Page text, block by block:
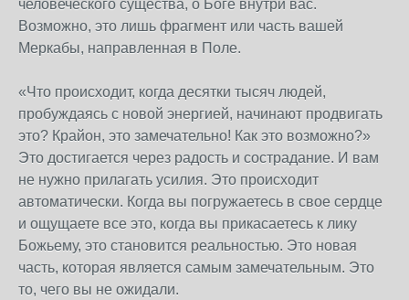
человеческого существа, о Боге внутри вас.
Возможно, это лишь фрагмент или часть вашей
Меркабы, направленная в Поле.
«Что происходит, когда десятки тысяч людей,
пробуждаясь с новой энергией, начинают продвигать
это? Крайон, это замечательно! Как это возможно?»
Это достигается через радость и сострадание. И вам
не нужно прилагать усилия. Это происходит
автоматически. Когда вы погружаетесь в свое сердце
и ощущаете все это, когда вы прикасаетесь к лику
Божьему, это становится реальностью. Это новая
часть, которая является самым замечательным. Это
то, чего вы не ожидали.